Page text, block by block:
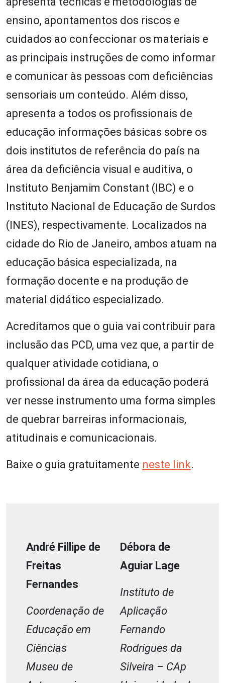
ensino, apontamentos dos riscos e
cuidados ao confeccionar os materiais e
as principais instruções de como informar
e comunicar às pessoas com deficiências
sensoriais um conteúdo. Além disso,
apresenta a todos os profissionais de
educação informações básicas sobre os
dois institutos de referência do país na
área da deficiência visual e auditiva, o
Instituto Benjamim Constant (IBC) e o
Instituto Nacional de Educação de Surdos
(INES), respectivamente. Localizados na
cidade do Rio de Janeiro, ambos atuam na
educação básica especializada, na
formação docente e na produção de
material didático especializado.
Acreditamos que o guia vai contribuir para
inclusão das PCD, uma vez que, a partir de
qualquer atividade cotidiana, o
profissional da área da educação poderá
ver nesse instrumento uma forma simples
de quebrar barreiras informacionais,
atitudinais e comunicacionais.
Baixe o guia gratuitamente neste link.
André Fillipe de
Freitas
Fernandes
Coordenação de
Educação em
Ciências
Museu de
Débora de
Aguiar Lage
Instituto de
Aplicação
Fernando
Rodrigues da
Silveira – CAp